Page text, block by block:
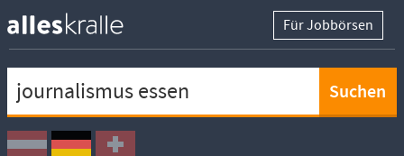
Für Jobbörsen
Ortssuche
Umkreissuche
Arbeitsform